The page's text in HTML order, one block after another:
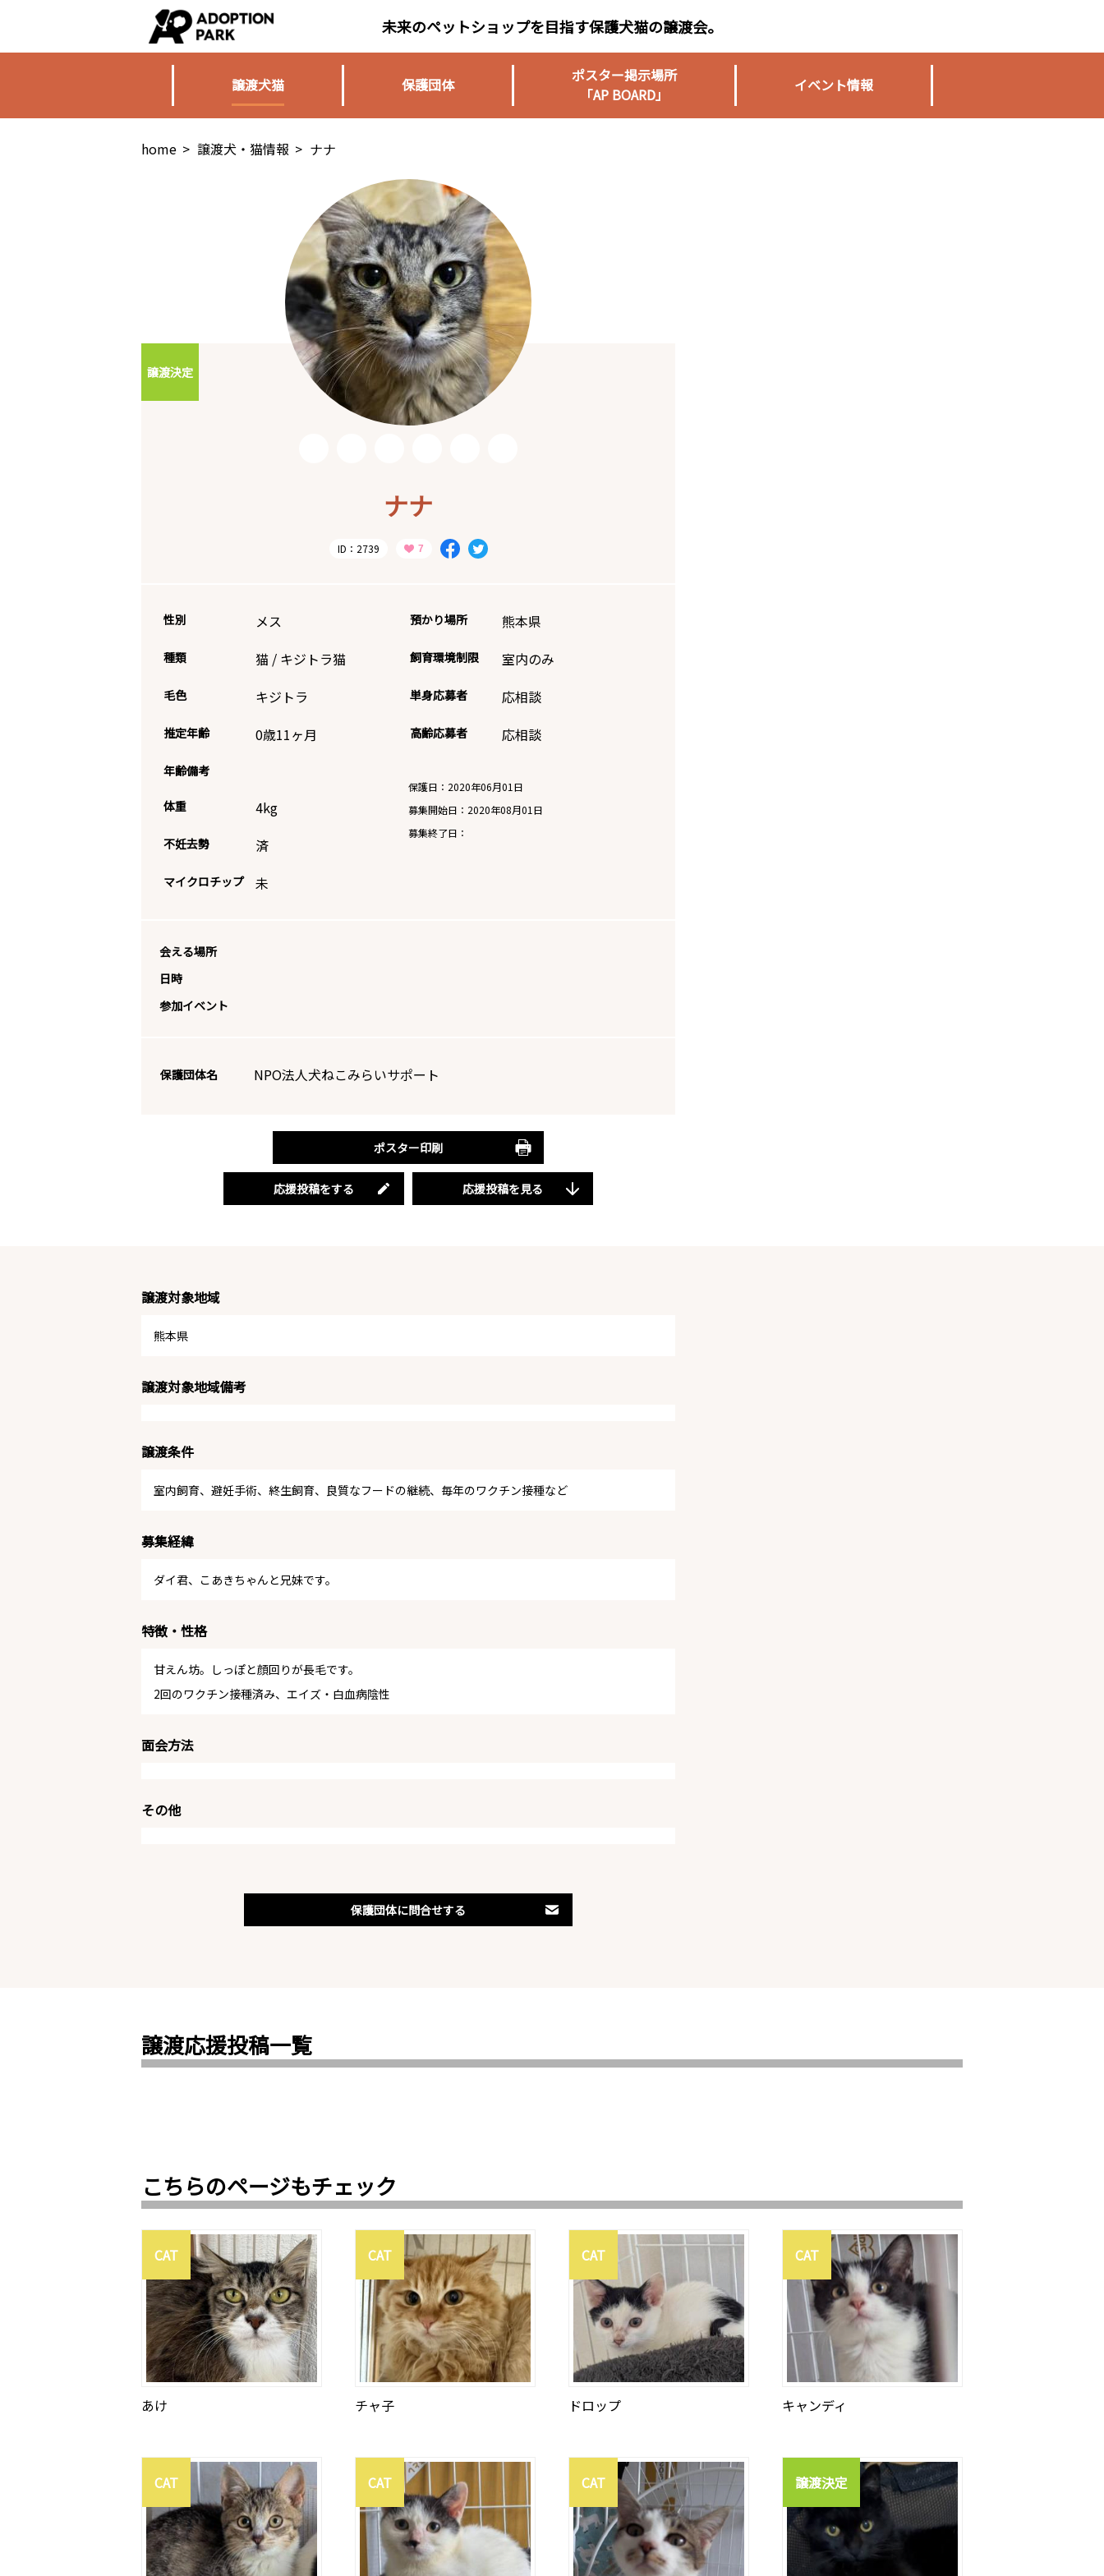
未来のペットショップを目指す保護犬猫の譲渡会。
譲渡犬猫 保護団体
ポスター掲示場所
「AP BOARD」
イベント情報
home > 譲渡犬・猫情報 > ナナ
譲渡決定
ナナ
ID：2739
性別 メス
種類 猫 / キジトラ猫
毛色 キジトラ
推定年齢 0歳11ヶ月
年齢備考
体重 4kg
不妊去勢 済
マイクロチップ 未
預かり場所 熊本県
飼育環境制限 室内のみ
単身応募者 応相談
高齢応募者 応相談
保護日：2020年06月01日
募集開始日： 2020年08月01日
募集終了日：
会える場所
日時
参加イベント
保護団体名 NPO法人犬ねこみらいサポート
ポスター印刷
応援投稿をする 応援投稿を見る
譲渡対象地域
熊本県
譲渡対象地域備考
譲渡条件
室内飼育、避妊手術、終生飼育、良質なフードの継続、毎年のワクチン接種など
募集経緯
ダイ君、こあきちゃんと兄妹です。
特徴・性格
甘えん坊。しっぽと顔回りが長毛です。
2回のワクチン接種済み、エイズ・白血病陰性
面会方法
その他
保護団体に問合せする
譲渡応援投稿一覧
こちらのページもチェック
CAT
あけ
CAT
チャ子
CAT
ドロップ
CAT
キャンディ
CAT CAT CAT 譲渡決定